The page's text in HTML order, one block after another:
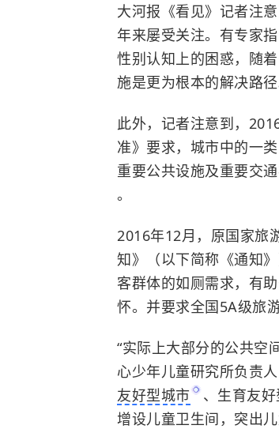
大河报《看见》记者注
年来屡受关注。有专家
性别认知上的困惑，随
施是更为根本的解决路径
此外，记者注意到，
准》要求，城市中的一
重要公共设施及重要交
。
2016年12月，原国家旅
知》（以下简称《通知
客群体的如厕需求，有
怀。并要求全国5A级旅
“实际上大部分的公共空
心少年儿童研究所负责
友好型城市
、生育友
增设儿童卫生间，突出